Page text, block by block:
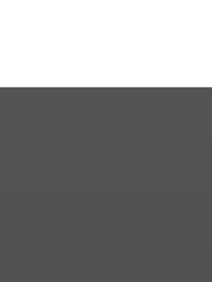
ряд
подозреваемую в